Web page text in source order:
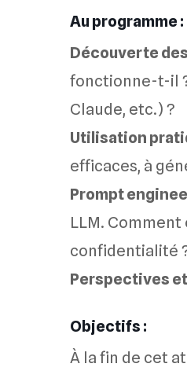
Au programme :
Découverte
fonctionne-t-il ?
Claude, etc.) ?
Utilisation
efficaces, à
Prompt
LLM.
confidentialité
Perspectives
Objectifs :
À la fin de cet